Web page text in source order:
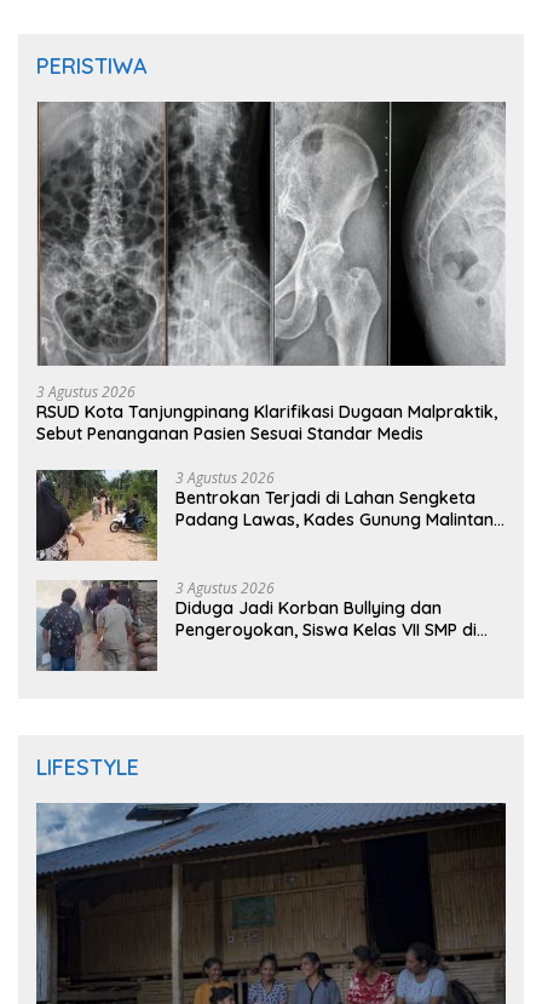
PERISTIWA
3 Agustus 2026
RSUD Kota Tanjungpinang Klarifikasi Dugaan Malpraktik,
Sebut Penanganan Pasien Sesuai Standar Medis
3 Agustus 2026
Bentrokan Terjadi di Lahan Sengketa
Padang Lawas, Kades Gunung Malintang
3 Agustus 2026
Diduga Jadi Korban Bullying dan
Pengeroyokan, Siswa Kelas VII SMP di
LIFESTYLE